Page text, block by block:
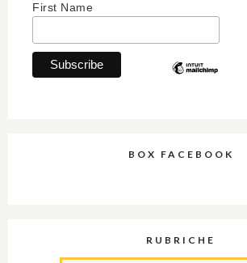
First Name
BOX FACEBOOK
RUBRICHE